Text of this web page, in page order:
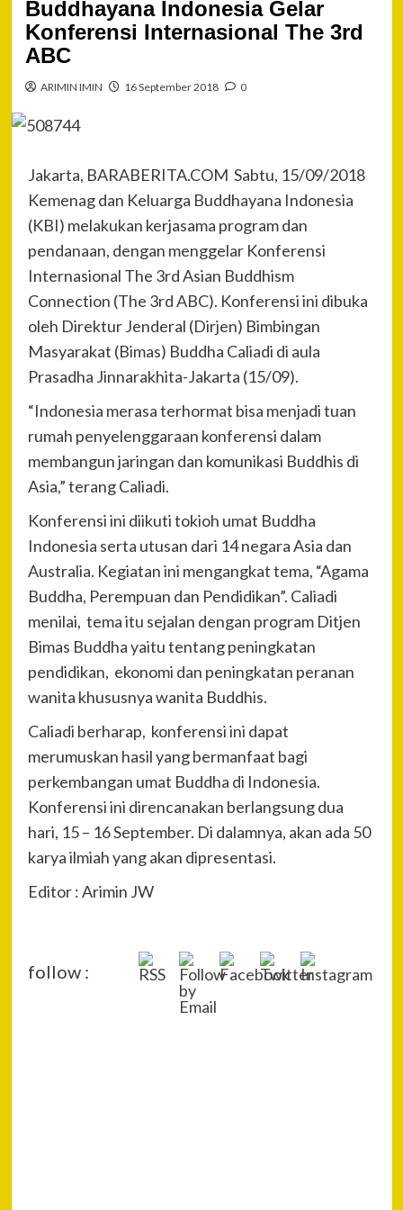
Buddhayana Indonesia Gelar
Konferensi Internasional The 3rd
ABC
ARIMIN IMIN 16 September 2018 0
Jakarta, BARABERITA.COM Sabtu, 15/09/2018
Kemenag dan Keluarga Buddhayana Indonesia
(KBI) melakukan kerjasama program dan
pendanaan, dengan menggelar Konferensi
Internasional The 3rd Asian Buddhism
Connection (The 3rd ABC). Konferensi ini dibuka
oleh Direktur Jenderal (Dirjen) Bimbingan
Masyarakat (Bimas) Buddha Caliadi di aula
Prasadha Jinnarakhita-Jakarta (15/09).
“Indonesia merasa terhormat bisa menjadi tuan
rumah penyelenggaraan konferensi dalam
membangun jaringan dan komunikasi Buddhis di
Asia,” terang Caliadi.
Konferensi ini diikuti tokioh umat Buddha
Indonesia serta utusan dari 14 negara Asia dan
Australia. Kegiatan ini mengangkat tema, “Agama
Buddha, Perempuan dan Pendidikan”. Caliadi
menilai, tema itu sejalan dengan program Ditjen
Bimas Buddha yaitu tentang peningkatan
pendidikan, ekonomi dan peningkatan peranan
wanita khususnya wanita Buddhis.
Caliadi berharap, konferensi ini dapat
merumuskan hasil yang bermanfaat bagi
perkembangan umat Buddha di Indonesia.
Konferensi ini direncanakan berlangsung dua
hari, 15 – 16 September. Di dalamnya, akan ada 50
karya ilmiah yang akan dipresentasi.
Editor : Arimin JW
follow :